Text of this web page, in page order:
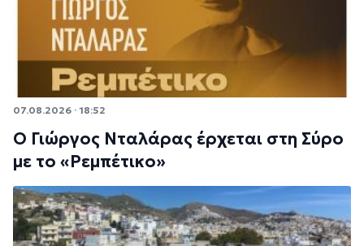
07.08.2026 · 18:52
Ο Γιώργος Νταλάρας έρχεται στη Σύρο
με το «Ρεμπέτικο»